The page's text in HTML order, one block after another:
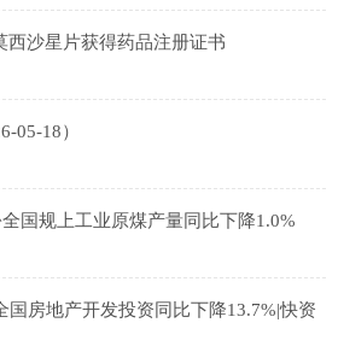
西沙星片获得药品注册证书
05-18）
国规上工业原煤产量同比下降1.0%
房地产开发投资同比下降13.7%|快资